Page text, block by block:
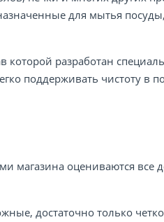
для мытья
разработан
поддерживать чистоту в
магазина оцениваются все
достаточно только